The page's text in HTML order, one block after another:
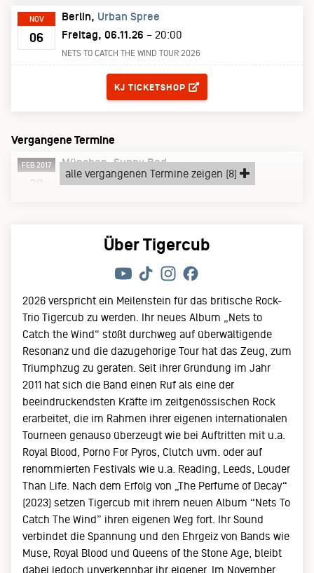
NOV
06
Berlin
Urban Spree
Freitag, 06.11.26 – 20:00
NETS TO CATCH THE WIND TOUR 2026
TICKETS
KJ TICKETSHOP
Vergangene Termine
FEB 2017 München Sunny Red
Montag, 20.02.17
alle vergangenen Termine zeigen (8)
Über Tigercub
2026 verspricht ein Meilenstein für das britische Rock-
Trio Tigercub zu werden. Ihr neues Album „Nets to
Catch the Wind“ stößt durchweg auf überwältigende
Resonanz und die dazugehörige Tour hat das Zeug, zum
Triumphzug zu geraten. Seit ihrer Gründung im Jahr
2011 hat sich die Band einen Ruf als eine der
beeindruckendsten Kräfte im zeitgenössischen Rock
erarbeitet, die im Rahmen ihrer eigenen internationalen
Tourneen genauso überzeugt wie bei Auftritten mit u.a.
Royal Blood, Porno For Pyros, Clutch uvm. oder auf
renommierten Festivals wie u.a. Reading, Leeds, Louder
Than Life. Nach dem Erfolg von „The Perfume of Decay“
(2023) setzen Tigercub mit ihrem neuen Album “Nets To
Catch The Wind” ihren eigenen Weg fort. Ihr Sound
verbindet die Spannung und den Ehrgeiz von Bands wie
Muse, Royal Blood und Queens of the Stone Age, bleibt
dabei jedoch unverkennbar ihr eigener. Im November